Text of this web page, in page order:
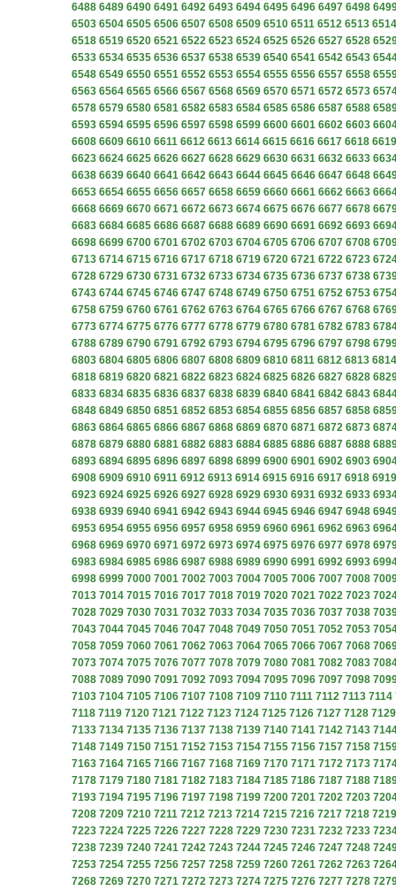
6488 6489 6490 6491 6492 6493 6494 6495 6496 6497 6498
6503 6504 6505 6506 6507 6508 6509 6510 6511 6512 6513 6514
6518 6519 6520 6521 6522 6523 6524 6525 6526 6527 6528
6533 6534 6535 6536 6537 6538 6539 6540 6541 6542 6543
6548 6549 6550 6551 6552 6553 6554 6555 6556 6557 6558
6563 6564 6565 6566 6567 6568 6569 6570 6571 6572 6573
6578 6579 6580 6581 6582 6583 6584 6585 6586 6587 6588
6593 6594 6595 6596 6597 6598 6599 6600 6601 6602 6603
6608 6609 6610 6611 6612 6613 6614 6615 6616 6617 6618 6619
6623 6624 6625 6626 6627 6628 6629 6630 6631 6632 6633
6638 6639 6640 6641 6642 6643 6644 6645 6646 6647 6648
6653 6654 6655 6656 6657 6658 6659 6660 6661 6662 6663
6668 6669 6670 6671 6672 6673 6674 6675 6676 6677 6678
6683 6684 6685 6686 6687 6688 6689 6690 6691 6692 6693
6698 6699 6700 6701 6702 6703 6704 6705 6706 6707 6708
6713 6714 6715 6716 6717 6718 6719 6720 6721 6722 6723
6728 6729 6730 6731 6732 6733 6734 6735 6736 6737 6738
6743 6744 6745 6746 6747 6748 6749 6750 6751 6752 6753
6758 6759 6760 6761 6762 6763 6764 6765 6766 6767 6768
6773 6774 6775 6776 6777 6778 6779 6780 6781 6782 6783
6788 6789 6790 6791 6792 6793 6794 6795 6796 6797 6798
6803 6804 6805 6806 6807 6808 6809 6810 6811 6812 6813 6814
6818 6819 6820 6821 6822 6823 6824 6825 6826 6827 6828
6833 6834 6835 6836 6837 6838 6839 6840 6841 6842 6843
6848 6849 6850 6851 6852 6853 6854 6855 6856 6857 6858
6863 6864 6865 6866 6867 6868 6869 6870 6871 6872 6873
6878 6879 6880 6881 6882 6883 6884 6885 6886 6887 6888
6893 6894 6895 6896 6897 6898 6899 6900 6901 6902 6903
6908 6909 6910 6911 6912 6913 6914 6915 6916 6917 6918 6919
6923 6924 6925 6926 6927 6928 6929 6930 6931 6932 6933
6938 6939 6940 6941 6942 6943 6944 6945 6946 6947 6948
6953 6954 6955 6956 6957 6958 6959 6960 6961 6962 6963
6968 6969 6970 6971 6972 6973 6974 6975 6976 6977 6978
6983 6984 6985 6986 6987 6988 6989 6990 6991 6992 6993
6998 6999 7000 7001 7002 7003 7004 7005 7006 7007 7008
7013 7014 7015 7016 7017 7018 7019 7020 7021 7022 7023
7028 7029 7030 7031 7032 7033 7034 7035 7036 7037 7038
7043 7044 7045 7046 7047 7048 7049 7050 7051 7052 7053
7058 7059 7060 7061 7062 7063 7064 7065 7066 7067 7068
7073 7074 7075 7076 7077 7078 7079 7080 7081 7082 7083
7088 7089 7090 7091 7092 7093 7094 7095 7096 7097 7098
7103 7104 7105 7106 7107 7108 7109 7110 7111 7112 7113 7114
7118 7119 7120 7121 7122 7123 7124 7125 7126 7127 7128 7129
7133 7134 7135 7136 7137 7138 7139 7140 7141 7142 7143
7148 7149 7150 7151 7152 7153 7154 7155 7156 7157 7158
7163 7164 7165 7166 7167 7168 7169 7170 7171 7172 7173
7178 7179 7180 7181 7182 7183 7184 7185 7186 7187 7188
7193 7194 7195 7196 7197 7198 7199 7200 7201 7202 7203
7208 7209 7210 7211 7212 7213 7214 7215 7216 7217 7218 7219
7223 7224 7225 7226 7227 7228 7229 7230 7231 7232 7233
7238 7239 7240 7241 7242 7243 7244 7245 7246 7247 7248
7253 7254 7255 7256 7257 7258 7259 7260 7261 7262 7263
7268 7269 7270 7271 7272 7273 7274 7275 7276 7277 7278